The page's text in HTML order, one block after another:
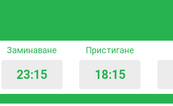
Заминаване
23:15
Пристигане
18:15